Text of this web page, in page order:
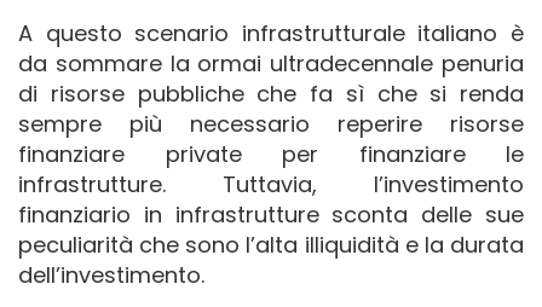
A questo scenario infrastrutturale italiano è
da sommare la ormai ultradecennale penuria
di risorse pubbliche che fa sì che si renda
sempre più necessario reperire risorse
finanziare private per finanziare le
infrastrutture. Tuttavia, l’investimento
finanziario in infrastrutture sconta delle sue
peculiarità che sono l’alta illiquidità e la durata
dell’investimento.